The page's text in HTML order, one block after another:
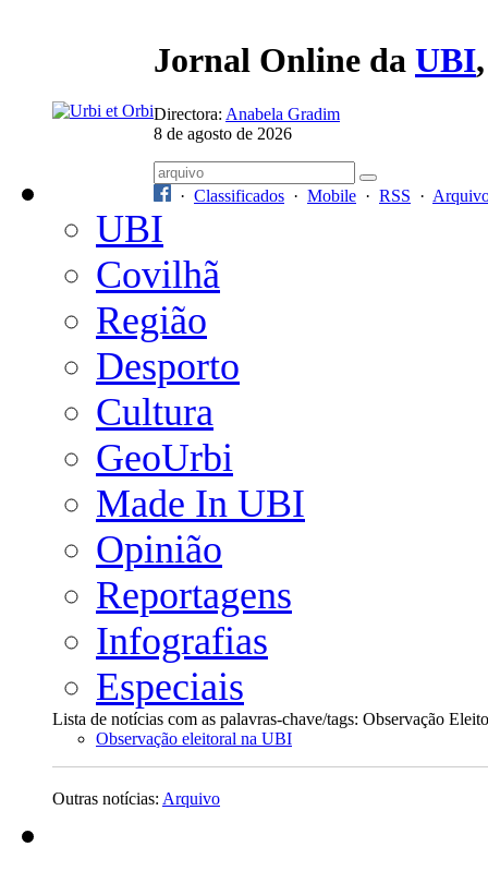
Jornal Online da UBI
Directora: Anabela Gradim
8 de agosto de 2026
· Classificados · Mobile · RSS ·
UBI
Covilhã
Região
Desporto
Cultura
GeoUrbi
Made In UBI
Opinião
Reportagens
Infografias
Especiais
Lista de notícias com as palavras-chave/tags: Observação
Observação eleitoral na UBI
Outras notícias: Arquivo